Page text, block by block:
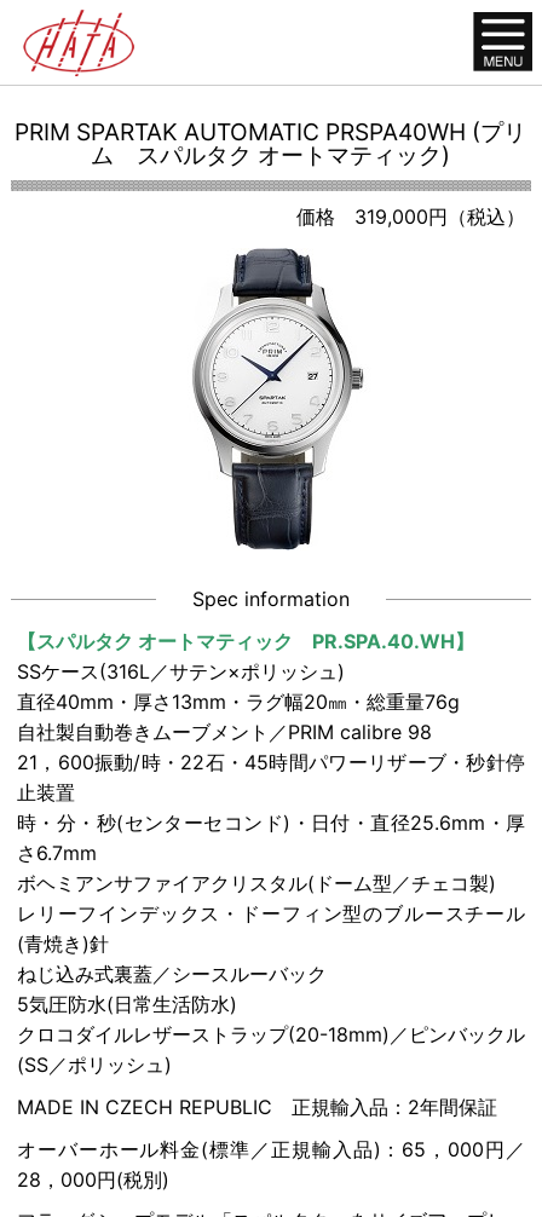
PRIM SPARTAK AUTOMATIC PRSPA40WH (プリ
ム スパルタク オートマティック)
価格 319,000円（税込）
Spec information
【スパルタク オートマティック PR.SPA.40.WH】
SSケース(316L／サテン×ポリッシュ)
直径40mm・厚さ13mm・ラグ幅20㎜・総重量76g
自社製自動巻きムーブメント／PRIM calibre 98
21，600振動/時・22石・45時間パワーリザーブ・秒針停
止装置
時・分・秒(センターセコンド)・日付・直径25.6mm・厚
さ6.7mm
ボヘミアンサファイアクリスタル(ドーム型／チェコ製)
レリーフインデックス・ドーフィン型のブルースチール
(青焼き)針
ねじ込み式裏蓋／シースルーバック
5気圧防水(日常生活防水)
クロコダイルレザーストラップ(20-18mm)／ピンバックル
(SS／ポリッシュ)
MADE IN CZECH REPUBLIC 正規輸入品：2年間保証
オーバーホール料金(標準／正規輸入品)：65，000円／
28，000円(税別)